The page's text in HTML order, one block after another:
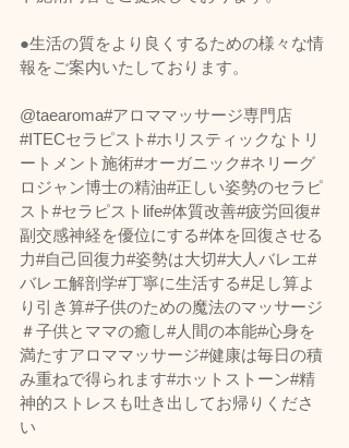
●生活の質をより良くするための様々な情
報をご案内いたしております。
@taearoma#アロママッサージ専門店
#ITECセラピスト#ホリスティックなトリ
ートメント施術#オーガニック#ネリーグ
ロジャン博士の精油#正しい姿勢のセラピ
スト#セラピストlife#体質改善#疲労回復#
副交感神経を優位にする#体を回復させる
力#自己回復力#姿勢は大切#大人バレエ#
バレエ解剖学#丁寧に生活する#足し算よ
り引き算#子供のための魔法のマッサージ
＃子供とママの癒し#人間の本能#心身を
満たすアロママッサージ#健康は毎日の積
み重ねで得られます#ホットストーン#精
神的ストレスも吐き出してお帰りくださ
い